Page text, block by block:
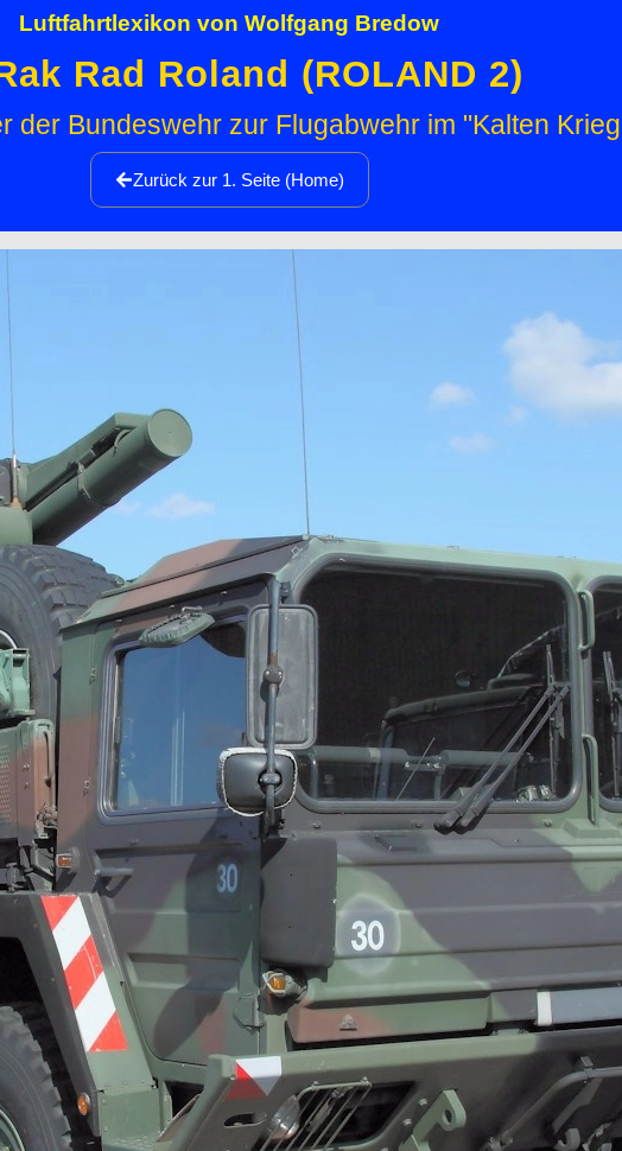
Luftfahrtlexikon von Wolfgang Bredow
Rad Roland (ROLAND 2)
der Bundeswehr zur Flugabwehr im "Kalten
Zurück zur 1. Seite (Home)